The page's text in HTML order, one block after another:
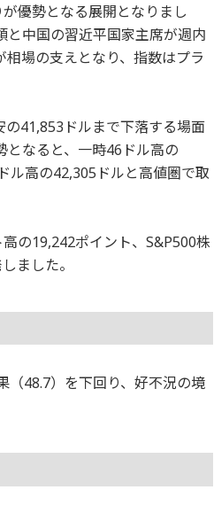
優勢となる展開となりまし
中国の習近平国家主席が週内
場の支えとなり、指数はプラ
41,853ドルまで下落する場面
なると、一時46ドル高の
ル高の42,305ドルと高値圏で取
の19,242ポイント、S&P500株
ました。
（48.7）を下回り、好不況の境